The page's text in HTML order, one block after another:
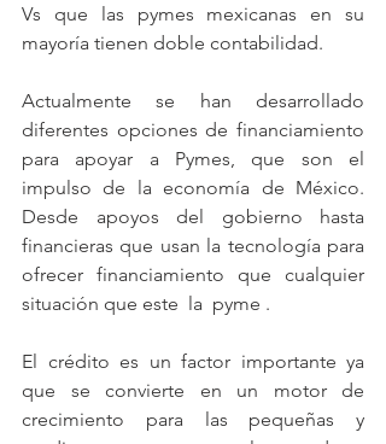
Vs que las pymes mexicanas en su
mayoría tienen doble contabilidad.
Actualmente se han desarrollado
diferentes opciones de financiamiento
para apoyar a Pymes, que son el
impulso de la economía de México.
Desde apoyos del gobierno hasta
financieras que usan la tecnología para
ofrecer financiamiento que cualquier
situación que este  la  pyme .
El crédito es un factor importante ya
que se convierte en un motor de
crecimiento para las pequeñas y